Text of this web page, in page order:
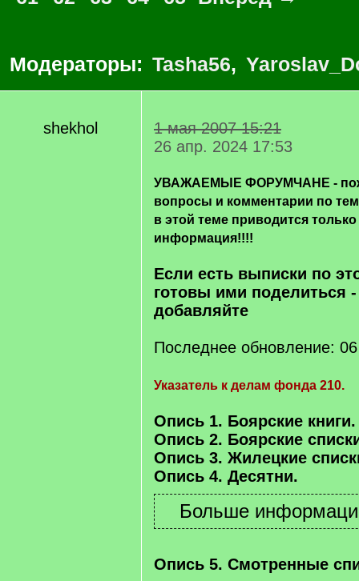
Модераторы: Tasha56,
shekhol
1 мая 2007 15:21
26 апр. 2024 17:53
УВАЖАЕМЫЕ ФОРУМЧАНЕ -
вопросы и комментарии по
в этой теме приводится
информация!!!!
Если есть выписки по
готовы ими поделиться
добавляйте
Последнее обновление:
Указатель к делам фонда 210.
Опись 1. Боярские книги.
Опись 2. Боярские
Опись 3. Жилецкие
Опись 4. Десятни.
Опись 5. Смотренные